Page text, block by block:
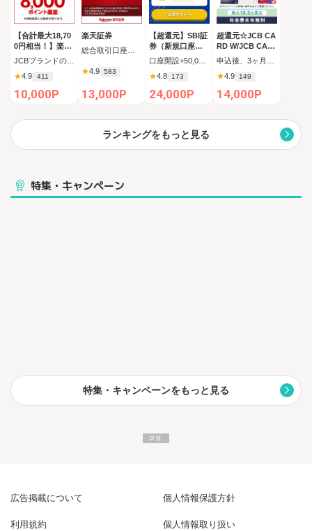
【合計最大18,70
0円相当！】楽天
カード【JCBキ
ャンペーン実施
中】
★4.9 411
10,000P
楽天証券
★4.9 583
13,000P
【超還元】SBI証
券（新規口座開
設+50,000円以上
入金）
★4.8 173
24,000P
超還元☆JCB CA
RD W/JCB CAR
D W plus L(39歳
以下限定)
★4.9 149
14,000P
ランキングをもっと見る
特集・キャンペーン
特集・キャンペーンをもっと見る
広告掲載について 個人情報保護方針
利用規約 個人情報取り扱い